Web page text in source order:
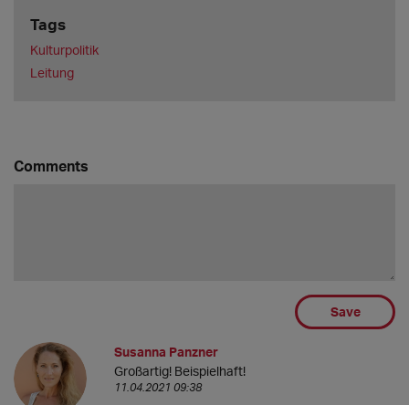
Tags
Kulturpolitik
Leitung
Comments
Save
Susanna Panzner
Großartig! Beispielhaft!
11.04.2021 09:38